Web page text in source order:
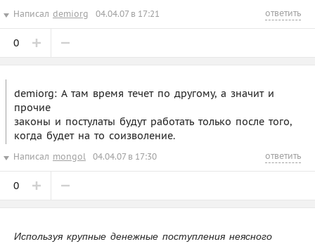
Написал demiorg 04.04.07 в 17:21 ответить
0
demiorg: А там время течет по другому, а значит и
прочие
законы и постулаты будут работать только после того,
когда будет на то соизволение.
Написал mongol 04.04.07 в 17:30 ответить
0
Используя крупные денежные поступления неясного